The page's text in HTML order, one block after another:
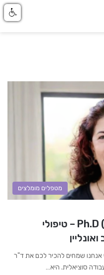
מטפלים מומלצים
ד"ר נאווה צביאלי (רפופורט) Ph.D – טיפולי
שמחים להכיר לכם את ד"ר